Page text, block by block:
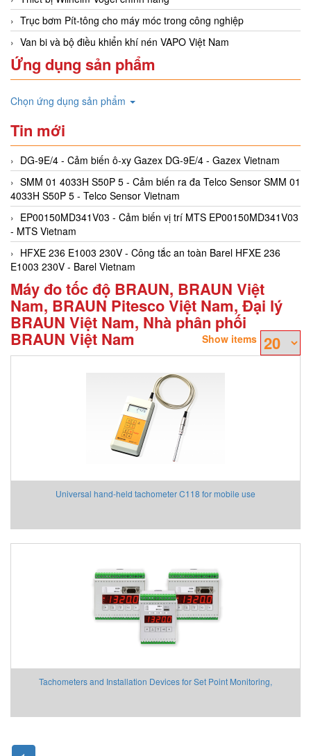
Trục bơm Pít-tông cho máy móc trong công nghiệp
Van bi và bộ điều khiển khí nén VAPO Việt Nam
Ứng dụng sản phẩm
Chọn ứng dụng sản phẩm
Tin mới
DG-9E/4 - Cảm biến ô-xy Gazex DG-9E/4 - Gazex Vietnam
SMM 01 4033H S50P 5 - Cảm biến ra đa Telco Sensor SMM 01
4033H S50P 5 - Telco Sensor Vietnam
EP00150MD341V03 - Cảm biến vị trí MTS EP00150MD341V03
- MTS Vietnam
HFXE 236 E1003 230V - Công tắc an toàn Barel HFXE 236
E1003 230V - Barel Vietnam
Máy đo tốc độ BRAUN, BRAUN Việt
Nam, BRAUN Pitesco Việt Nam, Đại lý
BRAUN Việt Nam, Nhà phân phối
BRAUN Việt Nam Show items
Universal hand-held tachometer C118 for mobile use
Tachometers and Installation Devices for Set Point Monitoring,